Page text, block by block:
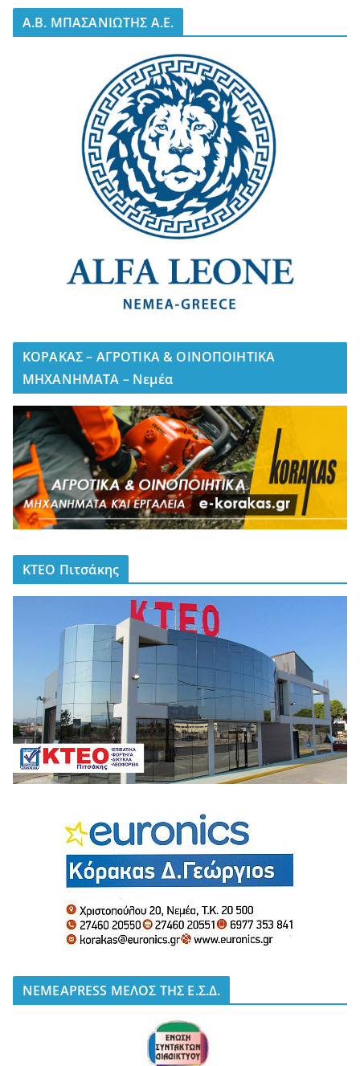
A.B. ΜΠΑΣΑΝΙΩΤΗΣ Α.Ε.
ΚΟΡΑΚΑΣ – ΑΓΡΟΤΙΚΑ & ΟΙΝΟΠΟΙΗΤΙΚΑ
ΜΗΧΑΝΗΜΑΤΑ – Νεμέα
ΚΤΕΟ Πιτσάκης
NEMEAPRESS ΜΕΛΟΣ ΤΗΣ Ε.Σ.Δ.